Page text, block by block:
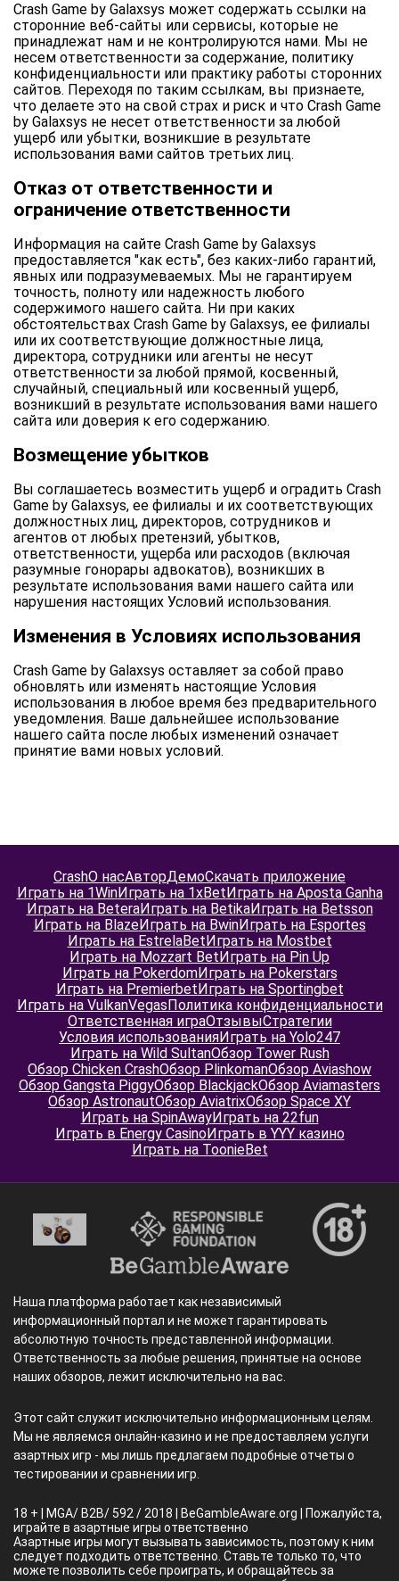
Crash Game by Galaxsys может содержать ссылки на
сторонние веб-сайты или сервисы, которые не
принадлежат нам и не контролируются нами. Мы не
несем ответственности за содержание, политику
конфиденциальности или практику работы сторонних
сайтов. Переходя по таким ссылкам, вы признаете,
что делаете это на свой страх и риск и что Crash Game
by Galaxsys не несет ответственности за любой
ущерб или убытки, возникшие в результате
использования вами сайтов третьих лиц.
Отказ от ответственности и
ограничение ответственности
Информация на сайте Crash Game by Galaxsys
предоставляется "как есть", без каких-либо гарантий,
явных или подразумеваемых. Мы не гарантируем
точность, полноту или надежность любого
содержимого нашего сайта. Ни при каких
обстоятельствах Crash Game by Galaxsys, ее филиалы
или их соответствующие должностные лица,
директора, сотрудники или агенты не несут
ответственности за любой прямой, косвенный,
случайный, специальный или косвенный ущерб,
возникший в результате использования вами нашего
сайта или доверия к его содержанию.
Возмещение убытков
Вы соглашаетесь возместить ущерб и оградить Crash
Game by Galaxsys, ее филиалы и их соответствующих
должностных лиц, директоров, сотрудников и
агентов от любых претензий, убытков,
ответственности, ущерба или расходов (включая
разумные гонорары адвокатов), возникших в
результате использования вами нашего сайта или
нарушения настоящих Условий использования.
Изменения в Условиях использования
Crash Game by Galaxsys оставляет за собой право
обновлять или изменять настоящие Условия
использования в любое время без предварительного
уведомления. Ваше дальнейшее использование
нашего сайта после любых изменений означает
принятие вами новых условий.
CrashО насАвторДемоСкачать приложение
Играть на 1WinИграть на 1xBetИграть на Aposta Ganha
Играть на BeteraИграть на BetikaИграть на Betsson
Играть на BlazeИграть на BwinИграть на Esportes
Играть на EstrelaBetИграть на Mostbet
Играть на Mozzart BetИграть на Pin Up
Играть на PokerdomИграть на Pokerstars
Играть на PremierbetИграть на Sportingbet
Играть на VulkanVegasПолитика конфиденциальности
Ответственная играОтзывыСтратегии
Условия использованияИграть на Yolo247
Играть на Wild SultanОбзор Tower Rush
Обзор Chicken CrashОбзор PlinkomanОбзор Aviashow
Обзор Gangsta PiggyОбзор BlackjackОбзор Aviamasters
Обзор AstronautОбзор AviatrixОбзор Space XY
Играть на SpinAwayИграть на 22fun
Играть в Energy CasinoИграть в YYY казино
Играть на ToonieBet
Наша платформа работает как независимый
информационный портал и не может гарантировать
абсолютную точность представленной информации.
Ответственность за любые решения, принятые на основе
наших обзоров, лежит исключительно на вас.
Этот сайт служит исключительно информационным целям.
Мы не являемся онлайн-казино и не предоставляем услуги
азартных игр - мы лишь предлагаем подробные отчеты о
тестировании и сравнении игр.
18 + | MGA/ B2B/ 592 / 2018 | BeGambleAware.org | Пожалуйста,
играйте в азартные игры ответственно
Азартные игры могут вызывать зависимость, поэтому к ним
следует подходить ответственно. Ставьте только то, что
можете позволить себе проиграть, и обращайтесь за